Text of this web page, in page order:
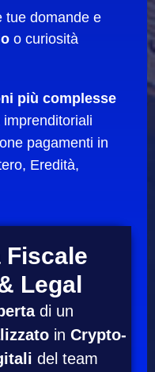
tue domande e
o curiosità
più complesse
pagamenti in
Eredità,
Fiscale
Legal
di un
in Crypto-
del team